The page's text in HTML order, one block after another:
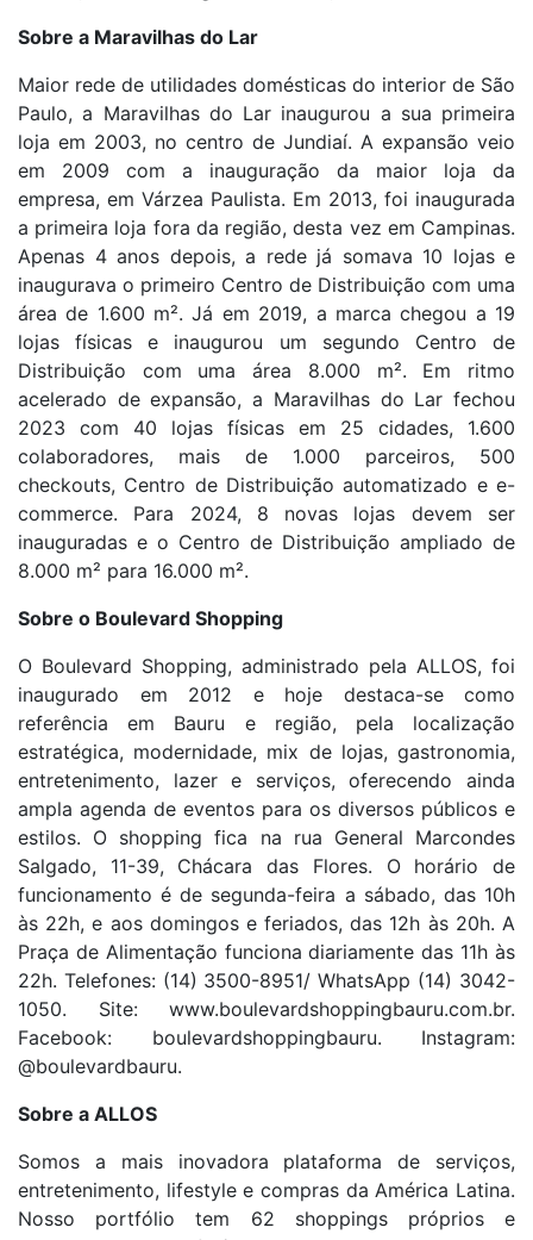
Sobre a Maravilhas do Lar
Maior rede de utilidades domésticas do interior de São
Paulo, a Maravilhas do Lar inaugurou a sua primeira
loja em 2003, no centro de Jundiaí. A expansão veio
em 2009 com a inauguração da maior loja da
empresa, em Várzea Paulista. Em 2013, foi inaugurada
a primeira loja fora da região, desta vez em Campinas.
Apenas 4 anos depois, a rede já somava 10 lojas e
inaugurava o primeiro Centro de Distribuição com uma
área de 1.600 m². Já em 2019, a marca chegou a 19
lojas físicas e inaugurou um segundo Centro de
Distribuição com uma área 8.000 m². Em ritmo
acelerado de expansão, a Maravilhas do Lar fechou
2023 com 40 lojas físicas em 25 cidades, 1.600
colaboradores, mais de 1.000 parceiros, 500
checkouts, Centro de Distribuição automatizado e e-
commerce. Para 2024, 8 novas lojas devem ser
inauguradas e o Centro de Distribuição ampliado de
8.000 m² para 16.000 m².
Sobre o Boulevard Shopping
O Boulevard Shopping, administrado pela ALLOS, foi
inaugurado em 2012 e hoje destaca-se como
referência em Bauru e região, pela localização
estratégica, modernidade, mix de lojas, gastronomia,
entretenimento, lazer e serviços, oferecendo ainda
ampla agenda de eventos para os diversos públicos e
estilos. O shopping fica na rua General Marcondes
Salgado, 11-39, Chácara das Flores. O horário de
funcionamento é de segunda-feira a sábado, das 10h
às 22h, e aos domingos e feriados, das 12h às 20h. A
Praça de Alimentação funciona diariamente das 11h às
22h. Telefones: (14) 3500-8951/ WhatsApp (14) 3042-
1050. Site: www.boulevardshoppingbauru.com.br.
Facebook: boulevardshoppingbauru. Instagram:
@boulevardbauru.
Sobre a ALLOS
Somos a mais inovadora plataforma de serviços,
entretenimento, lifestyle e compras da América Latina.
Nosso portfólio tem 62 shoppings próprios e